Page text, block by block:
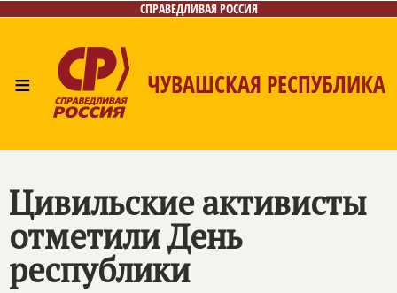
СПРАВЕДЛИВАЯ РОССИЯ
≡ ЧУВАШСКАЯ РЕСПУБЛИКА
Цивильские активисты
отметили День
республики